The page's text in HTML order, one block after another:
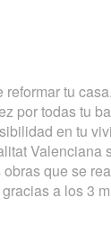
tu
por todas tu
en tu
Valenciana
que se
a los 3